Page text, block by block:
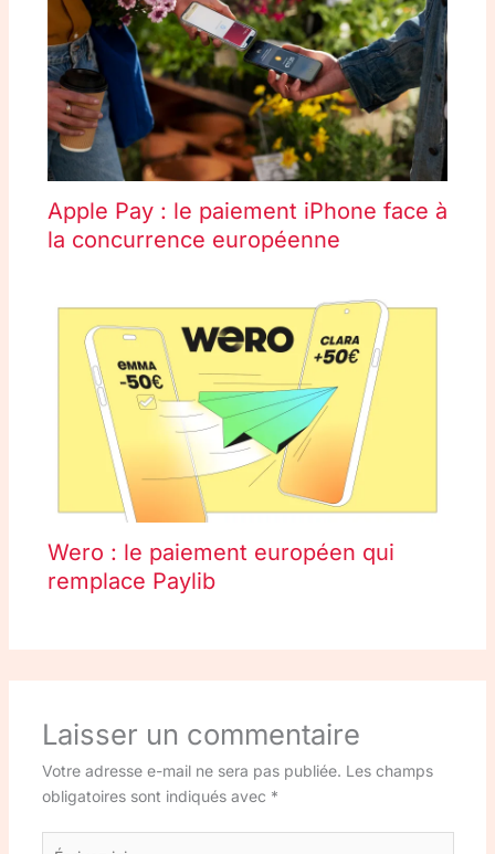
Apple Pay : le paiement iPhone face à
la concurrence européenne
Wero : le paiement européen qui
remplace Paylib
Laisser un commentaire
Votre adresse e-mail ne sera pas publiée. Les champs
obligatoires sont indiqués avec *
Écrivez